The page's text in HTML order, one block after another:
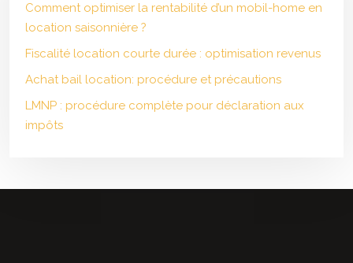
Comment optimiser la rentabilité d’un mobil-home en
location saisonnière ?
Fiscalité location courte durée : optimisation revenus
Achat bail location: procédure et précautions
LMNP : procédure complète pour déclaration aux
impôts